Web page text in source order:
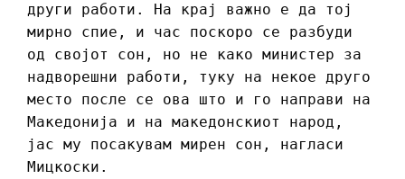
други работи. На крај важно е да тој
мирно спие, и час поскоро се разбуди
од својот сон, но не како министер за
надворешни работи, туку на некое друго
место после се ова што и го направи на
Македонија и на македонскиот народ,
јас му посакувам мирен сон, нагласи
Мицкоски.